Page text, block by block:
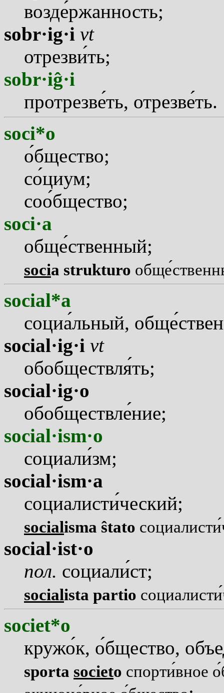
воздержанность;
sobr·ig·i vt
отрезвить;
sobr·iĝ·i
протрезветь, отрезветь.
soci*o
общество;
социум;
сообщество;
soci·a
общественный;
socia strukturo обще
social*a
социальный, обще
social·ig·i vt
обобществлять;
social·ig·o
обобществление;
social·ism·o
социализм;
social·ism·a
социалистический;
socialisma ŝtato социалисти
social·ist·o
пол. социалист;
socialista partio социалисти
societ*o
кружок, общество,
sporta societo спортивное о